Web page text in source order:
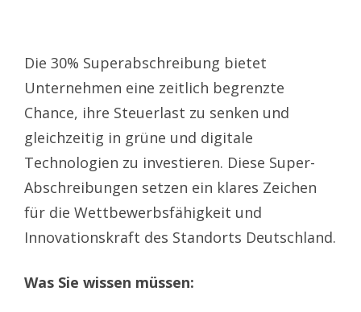
Die 30% Superabschreibung bietet
Unternehmen eine zeitlich begrenzte
Chance, ihre Steuerlast zu senken und
gleichzeitig in grüne und digitale
Technologien zu investieren. Diese Super-
Abschreibungen setzen ein klares Zeichen
für die Wettbewerbsfähigkeit und
Innovationskraft des Standorts Deutschland.
Was Sie wissen müssen: